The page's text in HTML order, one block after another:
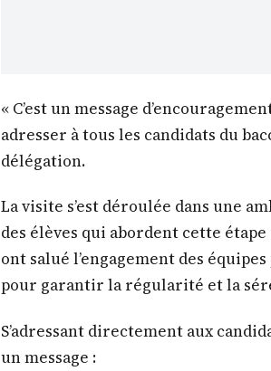
« C’est un message
adresser à tous les candidats du
délégation.
La visite s’est déroulée dans une
des élèves qui abordent cette
ont salué l’engagement des
pour garantir la régularité et la
S’adressant directement aux
un message :